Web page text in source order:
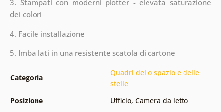
3. Stampati con moderni plotter - elevata saturazione
dei colori
4. Facile installazione
5. Imballati in una resistente scatola di cartone
Categoria
Quadri dello spazio e delle
stelle
Posizione
Ufficio, Camera da letto